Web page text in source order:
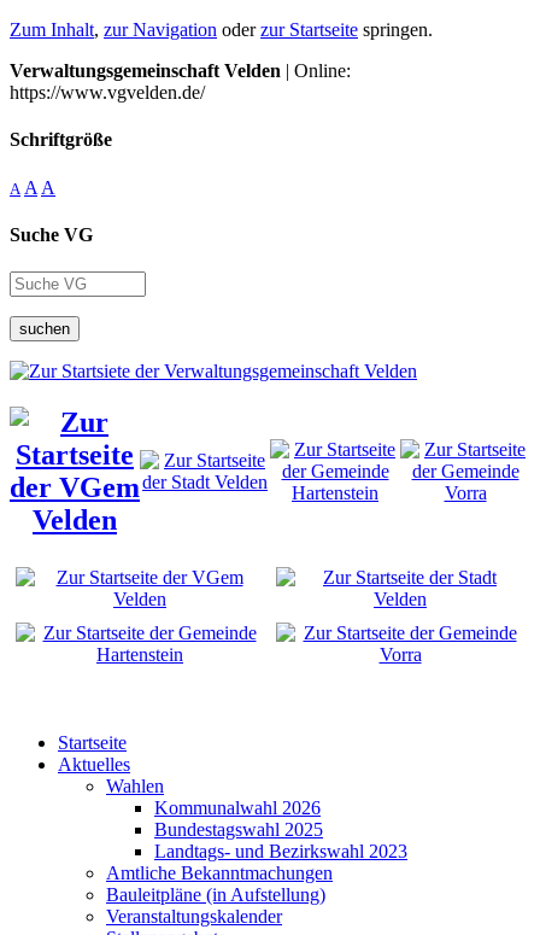
Zum Inhalt, zur Navigation oderzur Startseite springen.
Verwaltungsgemeinschaft Velden | Online:
https://www.vgvelden.de/
Schriftgröße
A A A
Suche VG
suchen
Startseite
Aktuelles
Wahlen
Kommunalwahl 2026
Bundestagswahl 2025
Landtags- und Bezirkswahl 2023
Amtliche Bekanntmachungen
Bauleitpläne (in Aufstellung)
Veranstaltungskalender